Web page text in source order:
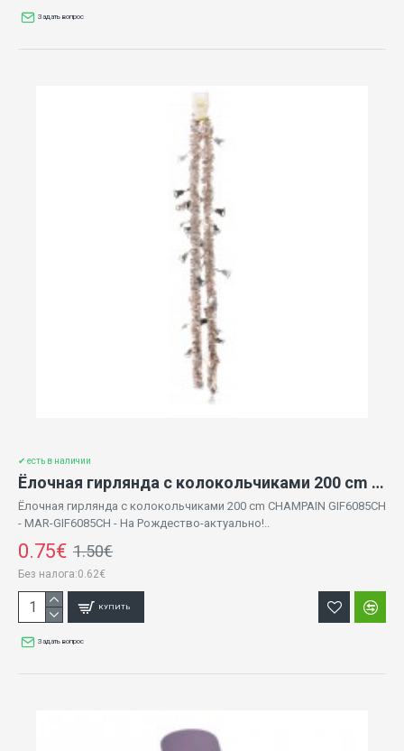
Задать вопрос
✔ есть в наличии
Ёлочная гирлянда с колокольчиками 200 cm CHAMPAIN GIF6085CH
Ёлочная гирлянда с колокольчиками 200 cm CHAMPAIN GIF6085CH
- MAR-GIF6085CH - На Рождество-актуально!..
0.75€ 1.50€
Без налога:0.62€
КУПИТЬ
Задать вопрос